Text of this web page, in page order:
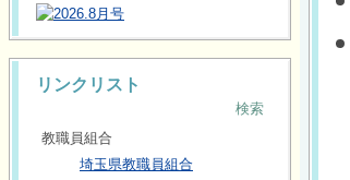
リンクリスト
検索
教職員組合
埼玉県教職員組合